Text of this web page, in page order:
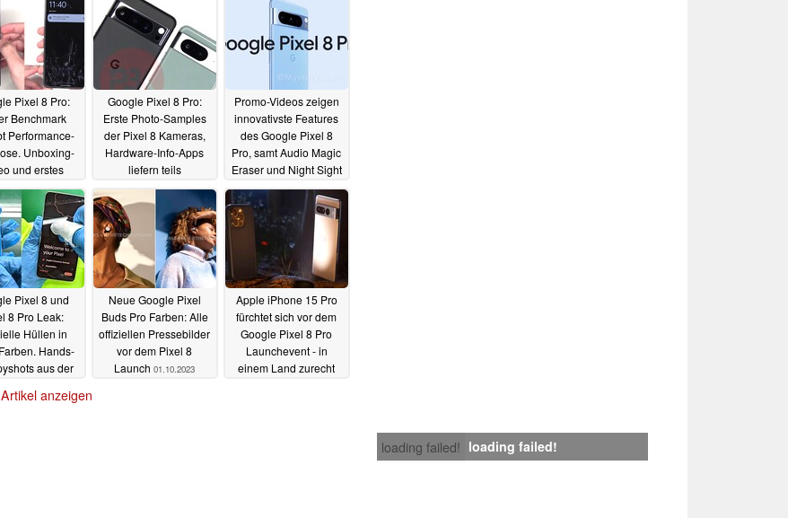
Pixel 8 Pro:
Benchmark
Performance-
Unboxing-
und erstes
On der blauen
03.10.2023
Google Pixel 8 Pro:
Erste Photo-Samples
der Pixel 8 Kameras,
Hardware-Info-Apps
liefern teils
enttäuschende Detail-
Specs03.10.2023
Promo-Videos zeigen
innovativste Features
des Google Pixel 8
Pro, samt Audio Magic
Eraser und Night Sight
Video02.10.2023
Pixel 8 und
8 Pro Leak:
Hüllen in
Hands-
aus der
Neue Google Pixel
Buds Pro Farben: Alle
offiziellen Pressebilder
vor dem Pixel 8
Launch 01.10.2023
Apple iPhone 15 Pro
fürchtet sich vor dem
Google Pixel 8 Pro
Launchevent - in
einem Land zurecht
anzeigen
loading failed! loading failed!